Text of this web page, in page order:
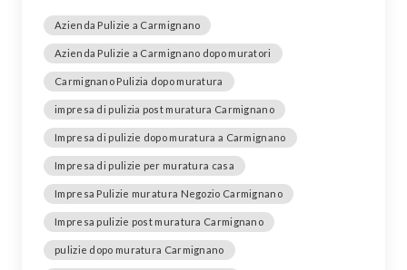
Azienda Pulizie a Carmignano
Azienda Pulizie a Carmignano dopo muratori
Carmignano Pulizia dopo muratura
impresa di pulizia post muratura Carmignano
Impresa di pulizie dopo muratura a Carmignano
Impresa di pulizie per muratura casa
Impresa Pulizie muratura Negozio Carmignano
Impresa pulizie post muratura Carmignano
pulizie dopo muratura Carmignano